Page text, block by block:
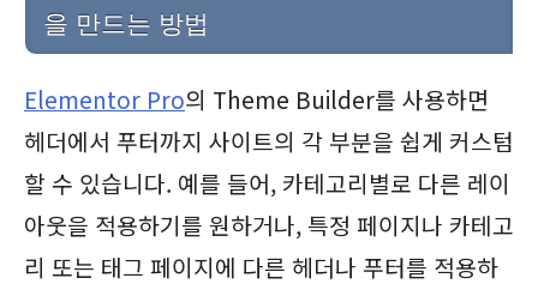
을 만드는 방법
Elementor Pro의 Theme Builder를 사용하면
헤더에서 푸터까지 사이트의 각 부분을 쉽게 커스텀
할 수 있습니다. 예를 들어, 카테고리별로 다른 레이
아웃을 적용하기를 원하거나, 특정 페이지나 카테고
리 또는 태그 페이지에 다른 헤더나 푸터를 적용하